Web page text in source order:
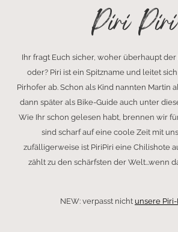
Piri Piri
Ihr fragt Euch sicher, woher überhaupt der
oder? Piri ist ein Spitzname und leitet
Pirhofer ab. Schon als Kind nannten Martin
dann später als Bike-Guide auch unter
Wie Ihr schon gelesen habt, brennen wir
sind scharf auf eine coole Zeit mit
zufälligerweise ist PiriPiri eine Chilishote
zählt zu den schärfsten der Welt...wenn
NEW: verpasst nicht unsere